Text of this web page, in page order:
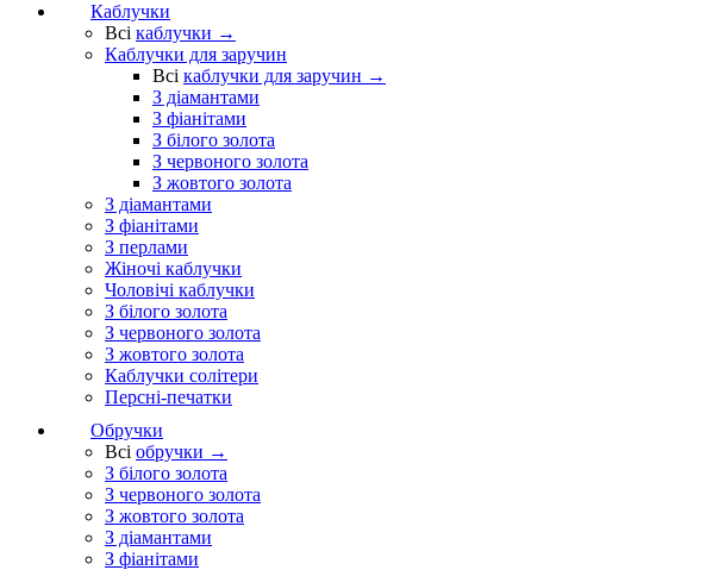
Каблучки
Всі каблучки →
Каблучки для заручин
Всі каблучки для заручин →
З діамантами
З фіанітами
З білого золота
З червоного золота
З жовтого золота
З діамантами
З фіанітами
З перлами
Жіночі каблучки
Чоловічі каблучки
З білого золота
З червоного золота
З жовтого золота
Каблучки солітери
Персні-печатки
Обручки
Всі обручки →
З білого золота
З червоного золота
З жовтого золота
З діамантами
З фіанітами